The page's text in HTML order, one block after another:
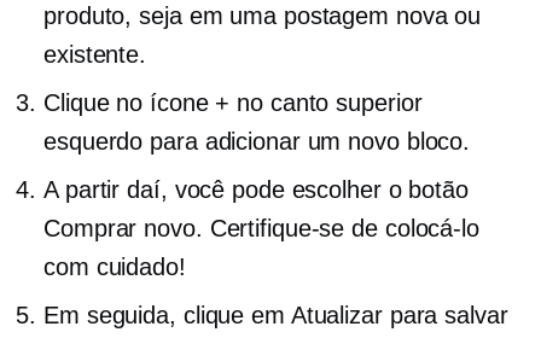
produto, seja em uma postagem nova ou
existente.
Clique no ícone + no canto superior
esquerdo para adicionar um novo bloco.
A partir daí, você pode escolher o botão
Comprar novo. Certifique-se de colocá-lo
com cuidado!
Em seguida, clique em Atualizar para salvar